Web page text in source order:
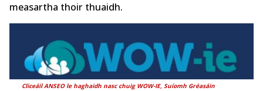
measartha thoir thuaidh.
Cliceáil ANSEO le haghaidh nasc chuig WOW-IE, Suíomh Gréasáin